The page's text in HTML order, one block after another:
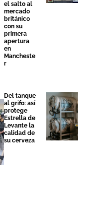
el salto al
mercado
británico
con su
primera
apertura
en
Mancheste
r
Del tanque
al grifo: así
protege
Estrella de
Levante la
calidad de
su cerveza